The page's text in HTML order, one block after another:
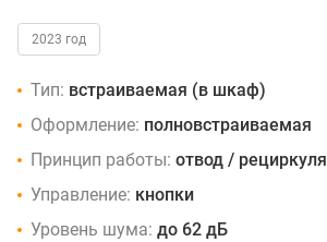
2023 год
Тип: встраиваемая (в шкаф)
Оформление: полновстраиваемая
Принцип работы: отвод /
Управление: кнопки
Уровень шума: до 62 дБ